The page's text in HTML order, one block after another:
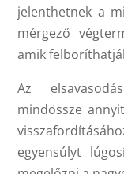
jelenthetnek a
mérgező
amik
Az
mindössze
egyensúlyt